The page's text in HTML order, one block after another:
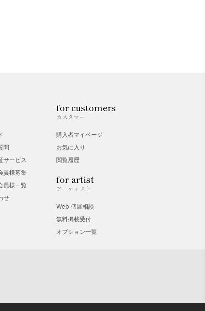
問
サービス
員様募集
員様一覧
せ
for customers
カスタマー
購入者マイページ
お気に入り
閲覧履歴
for artist
アーティスト
Web 個展相談
無料掲載受付
オプション一覧